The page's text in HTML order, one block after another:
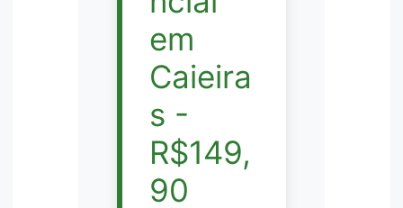
em
Caieira
s -
R$149,
90